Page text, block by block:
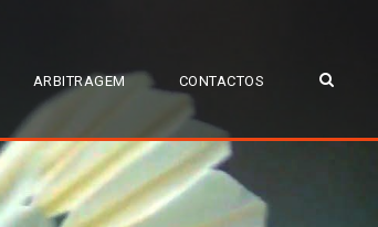
ARBITRAGEM CONTACTOS